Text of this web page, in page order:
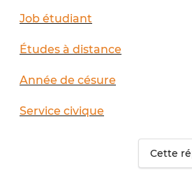
Job étudiant
Études à distance
Année de césure
Service civique
Cette